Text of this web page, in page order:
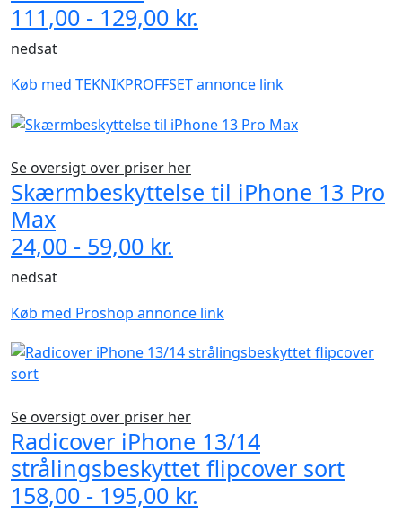
111,00 - 129,00 kr.
nedsat
Køb med TEKNIKPROFFSET annonce link
Se oversigt over priser her
Skærmbeskyttelse til iPhone 13 Pro
Max
24,00 - 59,00 kr.
nedsat
Køb med Proshop annonce link
Se oversigt over priser her
Radicover iPhone 13/14
strålingsbeskyttet flipcover sort
158,00 - 195,00 kr.